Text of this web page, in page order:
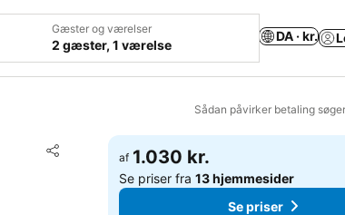
Gæster og værelser
2 gæster, 1 værelse
DA · kr.
Sådan påvirker betaling
Del
Føj til favoritter
af 1.030 kr.
Se priser fra13 hjemmesider
Se priser